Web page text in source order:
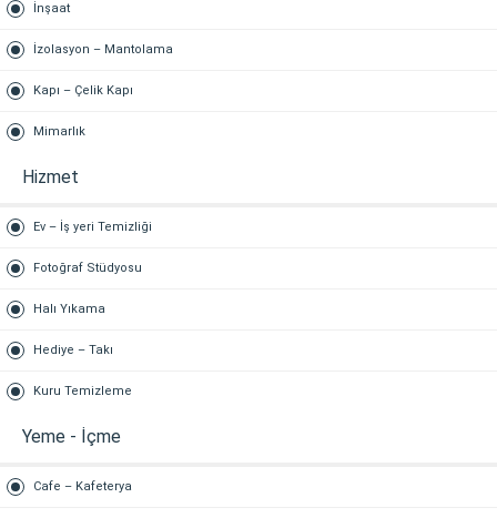
İnşaat
İzolasyon – Mantolama
Kapı – Çelik Kapı
Mimarlık
Hizmet
Ev – İş yeri Temizliği
Fotoğraf Stüdyosu
Halı Yıkama
Hediye – Takı
Kuru Temizleme
Yeme - İçme
Cafe – Kafeterya